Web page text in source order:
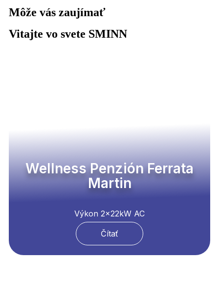
Môže vás zaujímať
Vitajte vo svete SMINN
Wellness Penzión Ferrata
Martin
Výkon 2x22kW AC
Čítať